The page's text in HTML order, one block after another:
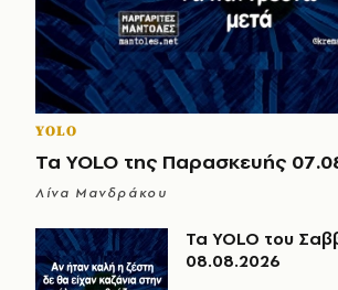
YOLO
Τα YOLO της Παρασκευής
Λίνα Μανδράκου
Τα YOLO του
08.08.2026